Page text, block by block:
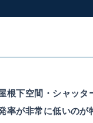
根下空間・シャッ
率が非常に低いのが